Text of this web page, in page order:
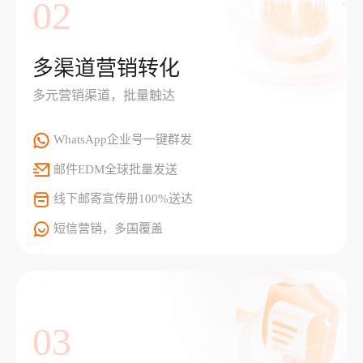
02
多渠道营销转化
多元营销渠道，批量触达
WhatsApp企业号一键群发
邮件EDM全球批量发送
线下邮寄宣传册100%送达
短信营销，多国覆盖
03